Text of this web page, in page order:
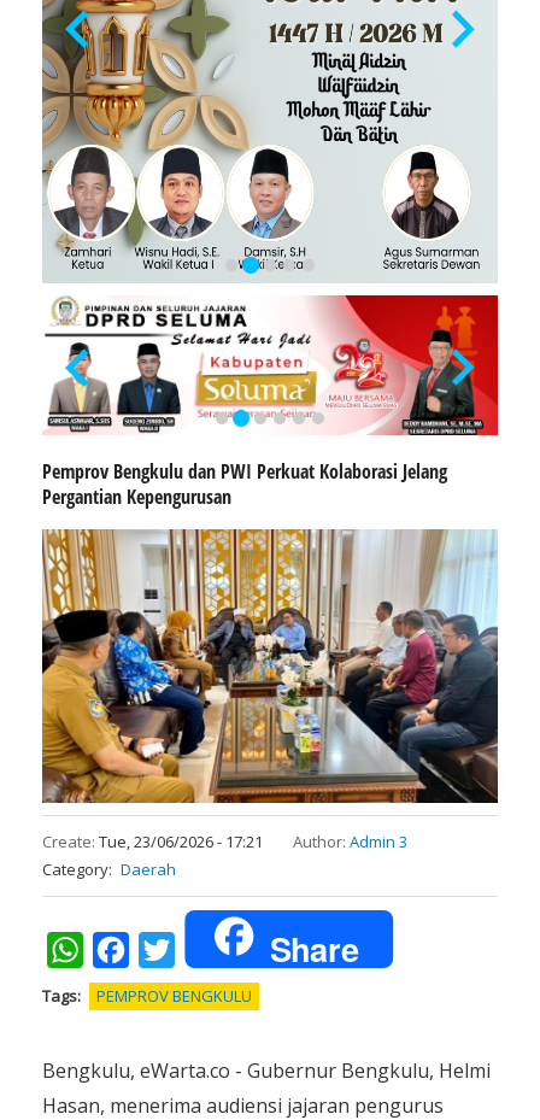
Pemprov Bengkulu dan PWI Perkuat Kolaborasi Jelang
Pergantian Kepengurusan
Create: Tue, 23/06/2026 - 17:21 Author: Admin 3
Category Daerah
WhatsAppFacebookTwitter Share
Tags PEMPROV BENGKULU
Bengkulu, eWarta.co - Gubernur Bengkulu, Helmi
Hasan, menerima audiensi jajaran pengurus